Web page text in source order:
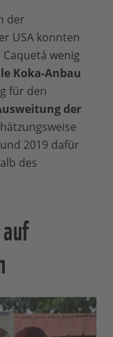
der
USA konnten
wenig
Koka-Anbau
für den
der
2019 dafür
des